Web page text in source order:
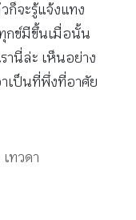
ก็จะรู้แจ้งแทง
กข์มีขึ้นเมื่อนั้น
านี่ล่ะ เห็นอย่าง
เป็นที่พึ่งที่อาศัย
เทวดา